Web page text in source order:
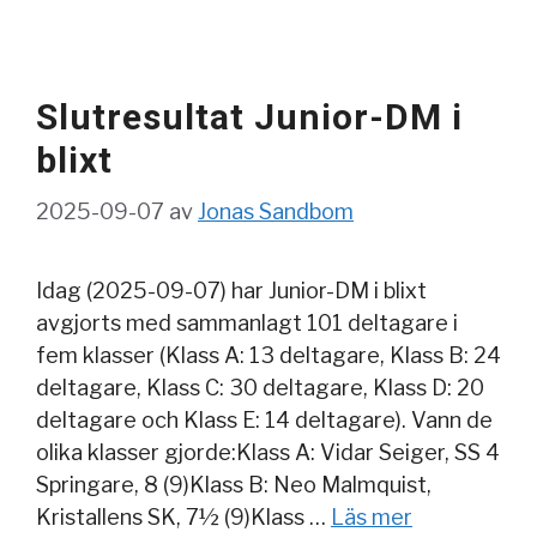
Slutresultat Junior-DM i
blixt
2025-09-07 avJonas Sandbom
Idag (2025-09-07) har Junior-DM i blixt
avgjorts med sammanlagt 101 deltagare i
fem klasser (Klass A: 13 deltagare, Klass B: 24
deltagare, Klass C: 30 deltagare, Klass D: 20
deltagare och Klass E: 14 deltagare). Vann de
olika klasser gjorde:Klass A: Vidar Seiger, SS 4
Springare, 8 (9)Klass B: Neo Malmquist,
Kristallens SK, 7½ (9)Klass … Läs mer